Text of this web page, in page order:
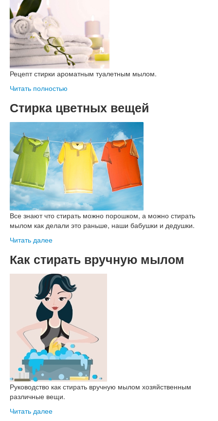
Рецепт стирки ароматным туалетным мылом.
Читать полностью
Стирка цветных вещей
Все знают что стирать можно порошком, а можно стирать
мылом как делали это раньше, наши бабушки и дедушки.
Читать далее
Как стирать вручную мылом
Руководство как стирать вручную мылом хозяйственным
различные вещи.
Читать далее